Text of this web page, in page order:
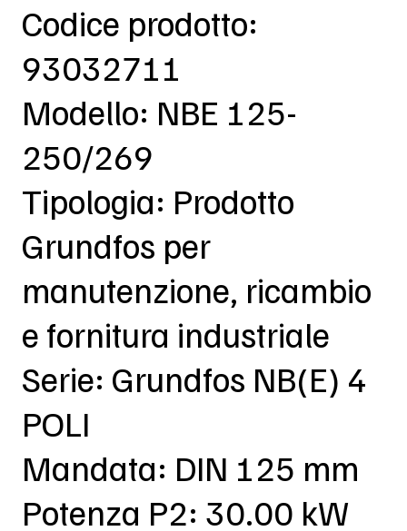
Codice prodotto:
93032711
Modello: NBE 125-
250/269
Tipologia: Prodotto
Grundfos per
manutenzione, ricambio
e fornitura industriale
Serie: Grundfos NB(E) 4
POLI
Mandata: DIN 125 mm
Potenza P2: 30.00 kW